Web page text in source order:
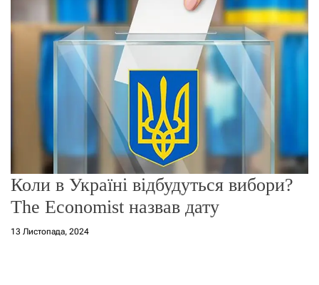
о
р
е
ж
и
м
Коли в Україні відбудуться вибори?
The Economist назвав дату
13 Листопада, 2024